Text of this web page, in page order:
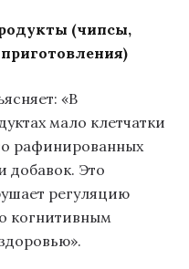
(чипсы,
«В
мало клетчатки
рафинированных
добавок. Это
регуляцию
когнитивным